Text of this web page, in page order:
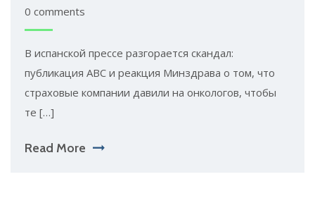
0 comments
В испанской прессе разгорается скандал:
публикация ABC и реакция Минздрава о том, что
страховые компании давили на онкологов, чтобы
те […]
Read More